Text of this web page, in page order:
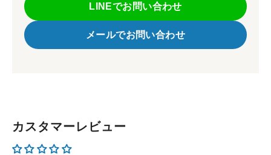
LINEでお問い合わせ
メールでお問い合わせ
カスタマーレビュー